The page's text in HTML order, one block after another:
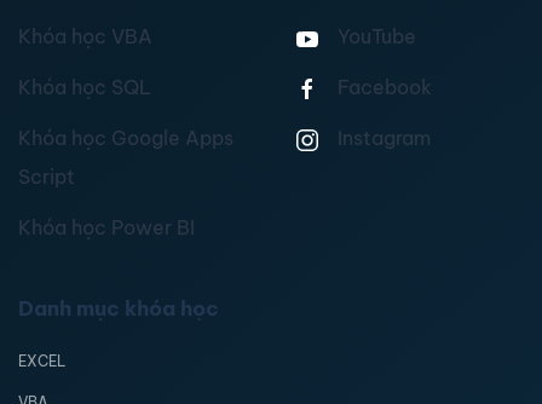
Khóa học VBA
Khóa học SQL
Khóa học Google Apps
Script
Khóa học Power BI
YouTube
Facebook
Instagram
Danh mục khóa học
EXCEL